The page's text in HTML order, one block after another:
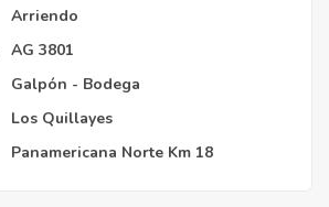
Arriendo
AG 3801
Galpón - Bodega
Los Quillayes
Panamericana Norte Km 18